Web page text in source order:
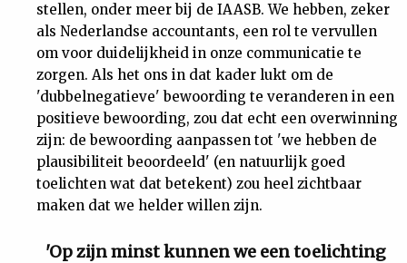
stellen, onder meer bij de IAASB. We hebben, zeker
als Nederlandse accountants, een rol te vervullen
om voor duidelijkheid in onze communicatie te
zorgen. Als het ons in dat kader lukt om de
'dubbelnegatieve' bewoording te veranderen in een
positieve bewoording, zou dat echt een overwinning
zijn: de bewoording aanpassen tot 'we hebben de
plausibiliteit beoordeeld' (en natuurlijk goed
toelichten wat dat betekent) zou heel zichtbaar
maken dat we helder willen zijn.
'Op zijn minst kunnen we een toelichting